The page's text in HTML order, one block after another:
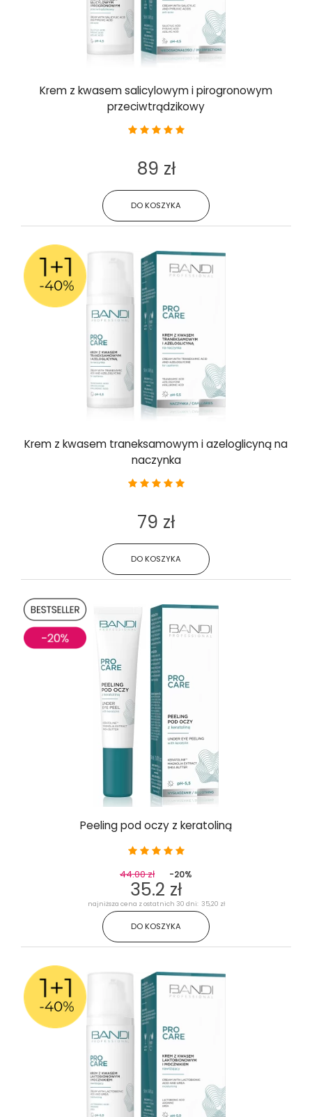
Krem z kwasem salicylowym i pirogronowym
przeciwtrądzikowy
DO KOSZYKA
89 zł
Krem z kwasem traneksamowym i azeloglicyną na
naczynka
DO KOSZYKA
79 zł
Peeling pod oczy z keratoliną
DO KOSZYKA
44.00 zł -20%
35.2 zł
najniższa cena z ostatnich 30 dni: 35,20 zł